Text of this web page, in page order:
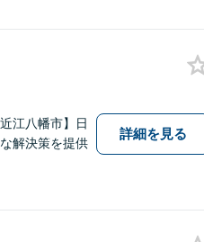
江八幡市】日
解決策を提供
詳細を見る